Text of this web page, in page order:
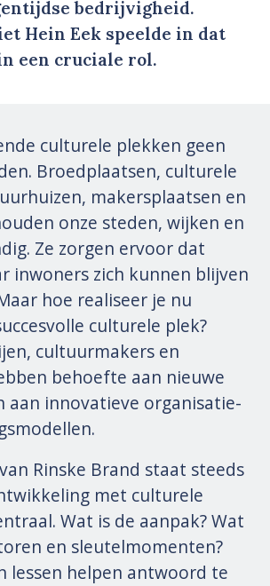
bedrijvigheid.
Hein Eek speelde in dat
een cruciale rol.
culturele plekken geen
Broedplaatsen, culturele
makersplaatsen en
onze steden, wijken en
Ze zorgen ervoor dat
inwoners zich kunnen blijven
hoe realiseer je nu
culturele plek?
cultuurmakers en
behoefte aan nieuwe
aan innovatieve organisatie-
Rinske Brand staat steeds
met culturele
Wat is de aanpak? Wat
en sleutelmomenten?
lessen helpen antwoord te